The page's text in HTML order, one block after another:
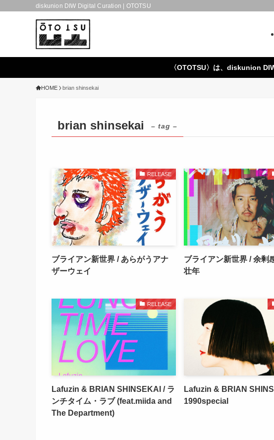
diskunion DIW Digital Curation | OTOTSU
〈OTOTSU〉は、diskunion
HOME brian shinsekai
brian shinsekai – tag –
RELEASE
ブライアン新世界 / あらがうアナ
ザーウェイ
ブライアン新世界 / 余剰
壮年
RELEASE
Lafuzin & BRIAN SHINSEKAI / ラ
ンチタイム・ラブ (feat.miida and
The Department)
Lafuzin & BRIAN
1990special